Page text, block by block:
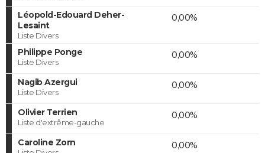
Léopold-Edouard Deher-
Lesaint
Liste Divers
0,00%
Philippe Ponge
Liste Divers
0,00%
Nagib Azergui
Liste Divers
0,00%
Olivier Terrien
Liste d'extrême-gauche
0,00%
Caroline Zorn 0,00%